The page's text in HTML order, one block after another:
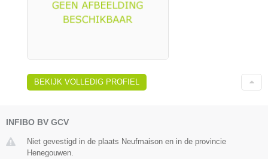
BEKIJK VOLLEDIG PROFIEL
INFIBO BV GCV
Niet gevestigd in de plaats Neufmaison en in de provincie
Henegouwen.